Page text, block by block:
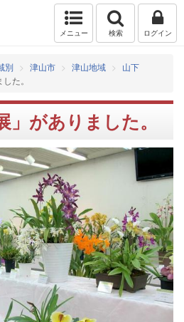
メニュー 検索 ログイン
別 津山市 津山地域
山下
た。
」がありました。